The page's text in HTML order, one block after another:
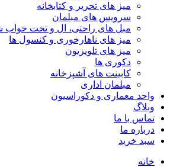
میز های تحریر و کتابخانه
سرویس های مبلمان
مبل های راحتی، ال و تخت خواب
میز های ناهارخوری و کنسول ها
میز های تلویزیون
دکوری ها
کابینت های آشپزخانه
مبلمان اداری
واحد معماری و دکوراسیون
وبلاگ
تماس با ما
درباره ما
سبد خرید
خانه